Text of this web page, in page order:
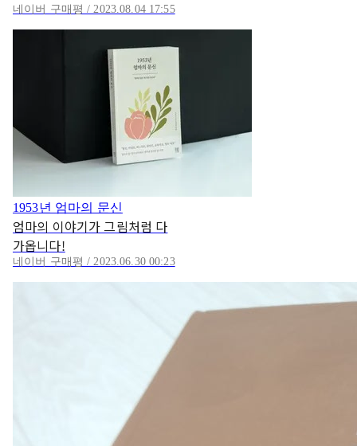
네이버 구매평 / 2023.08.04 17:55
1953년 엄마의 문신
엄마의 이야기가 그림처럼 다
가옵니다!
네이버 구매평 / 2023.06.30 00:23